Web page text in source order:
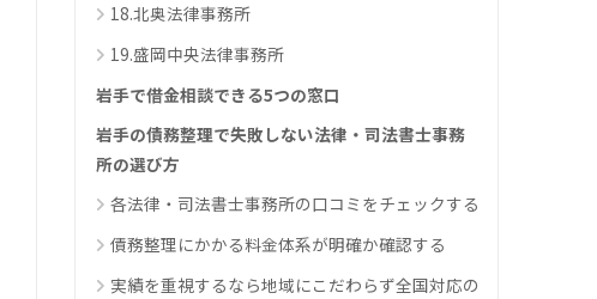
18.北奥法律事務所
19.盛岡中央法律事務所
岩手で借金相談できる5つの窓口
岩手の債務整理で失敗しない法律・司法書士事務
所の選び方
各法律・司法書士事務所の口コミをチェックする
債務整理にかかる料金体系が明確か確認する
実績を重視するなら地域にこだわらず全国対応の